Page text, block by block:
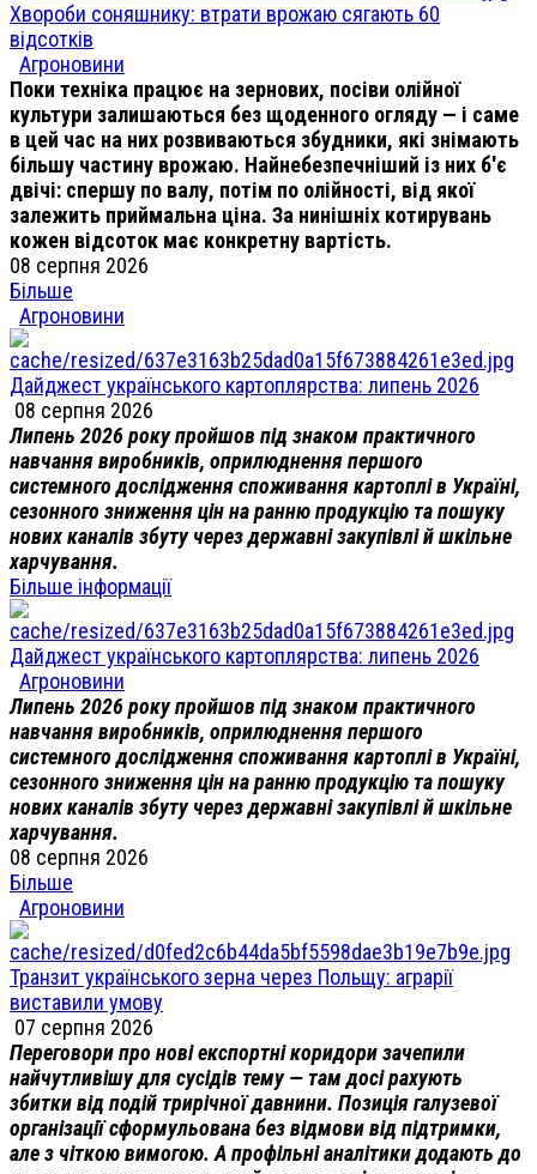
Хвороби соняшнику: втрати врожаю сягають 60
відсотків
Агроновини
Поки техніка працює на зернових, посіви олійної
культури залишаються без щоденного огляду — і саме
в цей час на них розвиваються збудники, які знімають
більшу частину врожаю. Найнебезпечніший із них б'є
двічі: спершу по валу, потім по олійності, від якої
залежить приймальна ціна. За нинішніх котирувань
кожен відсоток має конкретну вартість.
08 серпня 2026
Більше
Агроновини
Дайджест українського картоплярства: липень 2026
08 серпня 2026
Липень 2026 року пройшов під знаком практичного
навчання виробників, оприлюднення першого
системного дослідження споживання картоплі в Україні,
сезонного зниження цін на ранню продукцію та пошуку
нових каналів збуту через державні закупівлі й шкільне
харчування.
Більше інформації
Дайджест українського картоплярства: липень 2026
Агроновини
Липень 2026 року пройшов під знаком практичного
навчання виробників, оприлюднення першого
системного дослідження споживання картоплі в Україні,
сезонного зниження цін на ранню продукцію та пошуку
нових каналів збуту через державні закупівлі й шкільне
харчування.
08 серпня 2026
Більше
Агроновини
Транзит українського зерна через Польщу: аграрії
виставили умову
07 серпня 2026
Переговори про нові експортні коридори зачепили
найчутливішу для сусідів тему — там досі рахують
збитки від подій трирічної давнини. Позиція галузевої
організації сформульована без відмови від підтримки,
але з чіткою вимогою. А профільні аналітики додають до